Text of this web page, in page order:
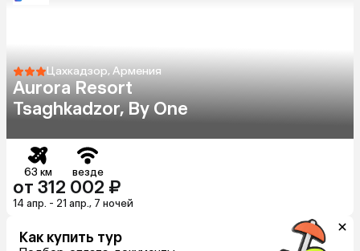
Цахкадзор, Армения
Aurora Resort
Tsaghkadzor, By One
63 км везде
от 312 002 ₽
14 апр. - 21 апр., 7 ночей
Как купить тур